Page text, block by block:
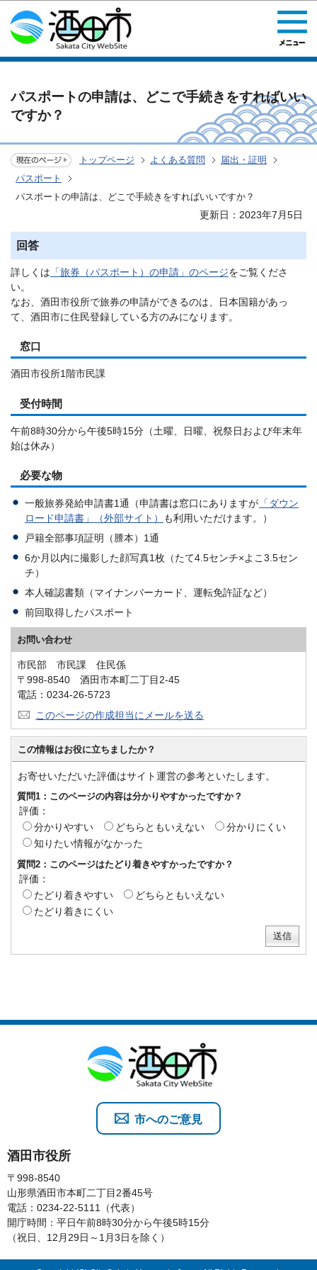
このページの本文へ移動
パスポートの申請は、どこで手続きをすればいい
ですか？
トップページ よくある質問
届出・証明
パスポート
パスポートの申請は、どこで手続きをすればいいですか？
更新日：2023年7月5日
回答
詳しくは 「旅券（パスポート）の申請」のページをご覧くださ
い。
なお、酒田市役所で旅券の申請ができるのは、日本国籍があっ
て、酒田市に住民登録している方のみになります。
窓口
酒田市役所1階市民課
受付時間
午前8時30分から午後5時15分（土曜、日曜、祝祭日および年末年
始は休み）
必要な物
一般旅券発給申請書1通（申請書は窓口にありますが 「ダウン
ロード申請書」（外部サイト）
も利用いただけます。）
戸籍全部事項証明（謄本）1通
6か月以内に撮影した顔写真1枚（たて4.5センチ×よこ3.5セン
チ）
本人確認書類（マイナンバーカード、運転免許証など）
前回取得したパスポート
お問い合わせ
市民部 市民課 住民係
〒998-8540 酒田市本町二丁目2-45
電話：0234-26-5723
このページの作成担当にメールを送る
この情報はお役に立ちましたか？
お寄せいただいた評価はサイト運営の参考といたします。
質問1：このページの内容は分かりやすかったですか？
評価：
分かりやすい
どちらともいえない
分かりにくい
知りたい情報がなかった
質問2：このページはたどり着きやすかったですか？
評価：
たどり着きやすい
どちらともいえない
たどり着きにくい
酒田市役所
〒998-8540
山形県酒田市本町二丁目2番45号
電話：0234-22-5111（代表）
開庁時間：平日午前8時30分から午後5時15分
（祝日、12月29日～1月3日を除く）
市へのご意見